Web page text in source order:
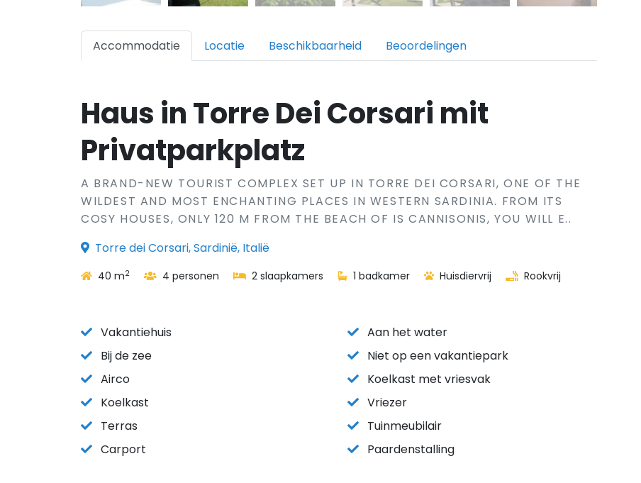
Accommodatie Locatie Beschikbaarheid Beoordelingen
Haus in Torre Dei Corsari mit
Privatparkplatz
A BRAND-NEW TOURIST COMPLEX SET UP IN TORRE DEI CORSARI, ONE OF THE
WILDEST AND MOST ENCHANTING PLACES IN WESTERN SARDINIA. FROM ITS
COSY HOUSES, ONLY 120 M FROM THE BEACH OF IS CANNISONIS, YOU WILL E..
Torre dei Corsari, Sardinië, Italië
40 m2 4 personen 2 slaapkamers 1 badkamer Huisdiervrij Rookvrij
Vakantiehuis
Aan het water
Bij de zee
Niet op een vakantiepark
Airco
Koelkast met vriesvak
Koelkast
Vriezer
Terras
Tuinmeubilair
Carport
Paardenstalling